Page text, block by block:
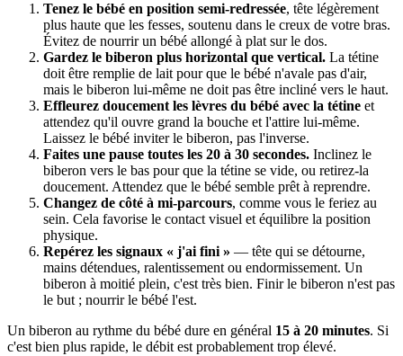
Tenez le bébé en position semi-redressée, tête légèrement
plus haute que les fesses, soutenu dans le creux de votre bras.
Évitez de nourrir un bébé allongé à plat sur le dos.
Gardez le biberon plus horizontal que vertical. La tétine
doit être remplie de lait pour que le bébé n'avale pas d'air,
mais le biberon lui-même ne doit pas être incliné vers le haut.
Effleurez doucement les lèvres du bébé avec la tétine et
attendez qu'il ouvre grand la bouche et l'attire lui-même.
Laissez le bébé inviter le biberon, pas l'inverse.
Faites une pause toutes les 20 à 30 secondes. Inclinez le
biberon vers le bas pour que la tétine se vide, ou retirez-la
doucement. Attendez que le bébé semble prêt à reprendre.
Changez de côté à mi-parcours, comme vous le feriez au
sein. Cela favorise le contact visuel et équilibre la position
physique.
Repérez les signaux « j'ai fini » — tête qui se détourne,
mains détendues, ralentissement ou endormissement. Un
biberon à moitié plein, c'est très bien. Finir le biberon n'est pas
le but ; nourrir le bébé l'est.
Un biberon au rythme du bébé dure en général 15 à 20 minutes. Si
c'est bien plus rapide, le débit est probablement trop élevé.